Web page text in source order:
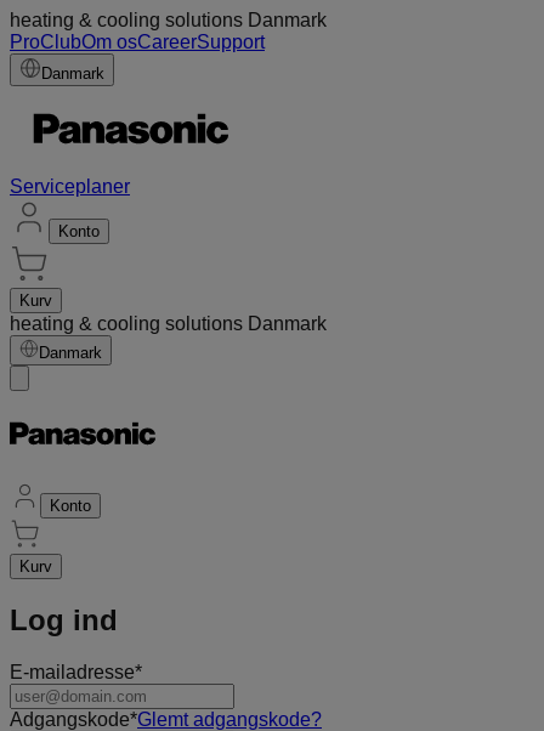
heating & cooling solutions Danmark
ProClubOm osCareerSupport
Danmark
Serviceplaner
Konto
Kurv
heating & cooling solutions Danmark
Danmark
Konto
Kurv
Log ind
E-mailadresse*
Adgangskode*Glemt adgangskode?